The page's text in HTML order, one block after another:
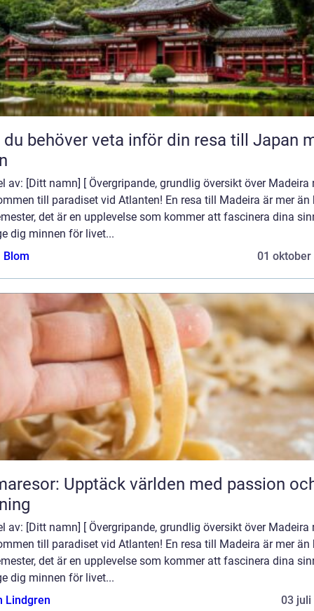
behöver veta inför din resa till Japan
av: [Ditt namn] [ Övergripande, grundlig översikt över Madeira
till paradiset vid Atlanten! En resa till Madeira är mer än
det är en upplevelse som kommer att fascinera dina
dig minnen för livet...
Blom
01 oktober
Upptäck världen med passion
av: [Ditt namn] [ Övergripande, grundlig översikt över Madeira
till paradiset vid Atlanten! En resa till Madeira är mer än
det är en upplevelse som kommer att fascinera dina
dig minnen för livet...
Lindgren
03 juli